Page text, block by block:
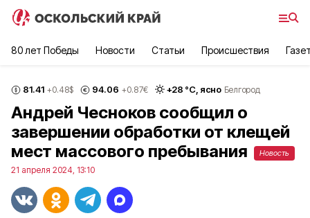
80 лет Победы Новости Статьи Происшествия
81.41 +0.48$ 94.06 +0.87€ +28 °С, ясно Белгород
Андрей Чесноков сообщил о
завершении обработки от клещей
мест массового пребывания
Новость
21 апреля 2024, 13:10